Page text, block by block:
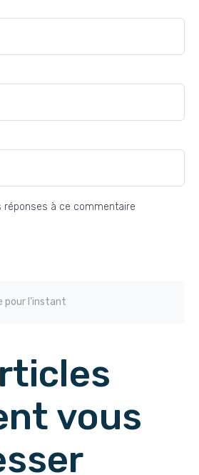
réponses à ce commentaire
pour l'instant
vous